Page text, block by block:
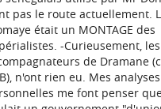
pas le route actuellement.
était un MONTAGE des
-Curieusement,
de Dramane
n'ont rien eu. Mes analyses
me font penser